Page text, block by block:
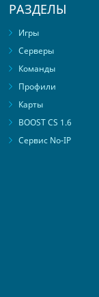
РАЗДЕЛЫ
Игры
Серверы
Команды
Профили
Карты
BOOST CS 1.6
Сервис No-IP